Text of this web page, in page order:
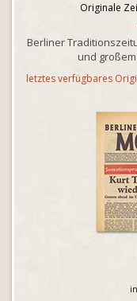
Originale
Berliner
und
letztes verfügbares